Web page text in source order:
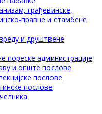
грађевинске,
правне и стамбене
и друштвене
администрације
и опште послове
послове
послове